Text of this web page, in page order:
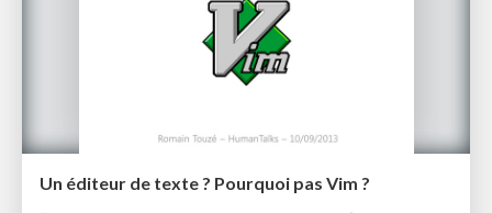
Un éditeur de texte ? Pourquoi pas Vim ?